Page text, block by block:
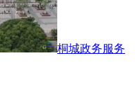
桐城政务服务